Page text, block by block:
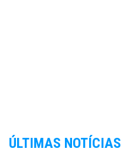
ÚLTIMAS NOTÍCIAS